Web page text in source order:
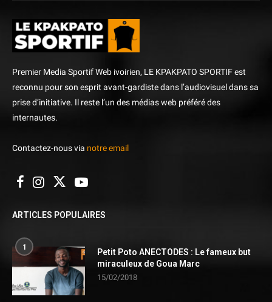
Premier Media Sportif Web ivoirien, LE KPAKPATO SPORTIF est
reconnu pour son esprit avant-gardiste dans l’audiovisuel dans sa
prise d’initiative. Il reste l’un des médias web préféré des
internautes.
Contactez-nous via notre email
ARTICLES POPULAIRES
1
Petit Poto ANECTODES : Le fameux but
miraculeux de Goua Marc
15/02/2018